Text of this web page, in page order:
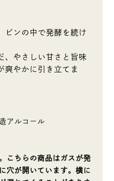
ビンの中で発酵を続け
、やさしい甘さと旨味
爽やかに引き立てま
アルコール
こちらの商品はガスが発
穴が開いています。横に